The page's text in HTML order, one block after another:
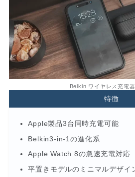
Belkin ワイヤレス充電
特徴
Apple製品3台同時充電可能
Belkin3-in-1の進化系
Apple Watch 8の急速充電対応
平置きモデルのミニマルデザイ